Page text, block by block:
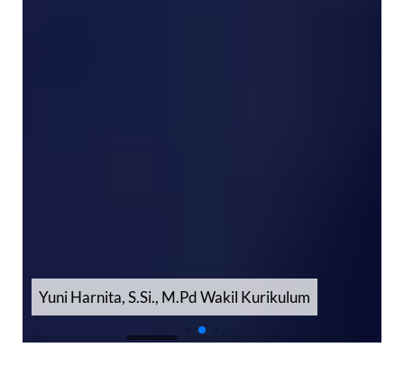
Sri Deska Sari, S.Pd., M.Pd Wakil Sarpras